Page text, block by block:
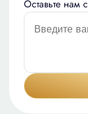
Оставьте нам